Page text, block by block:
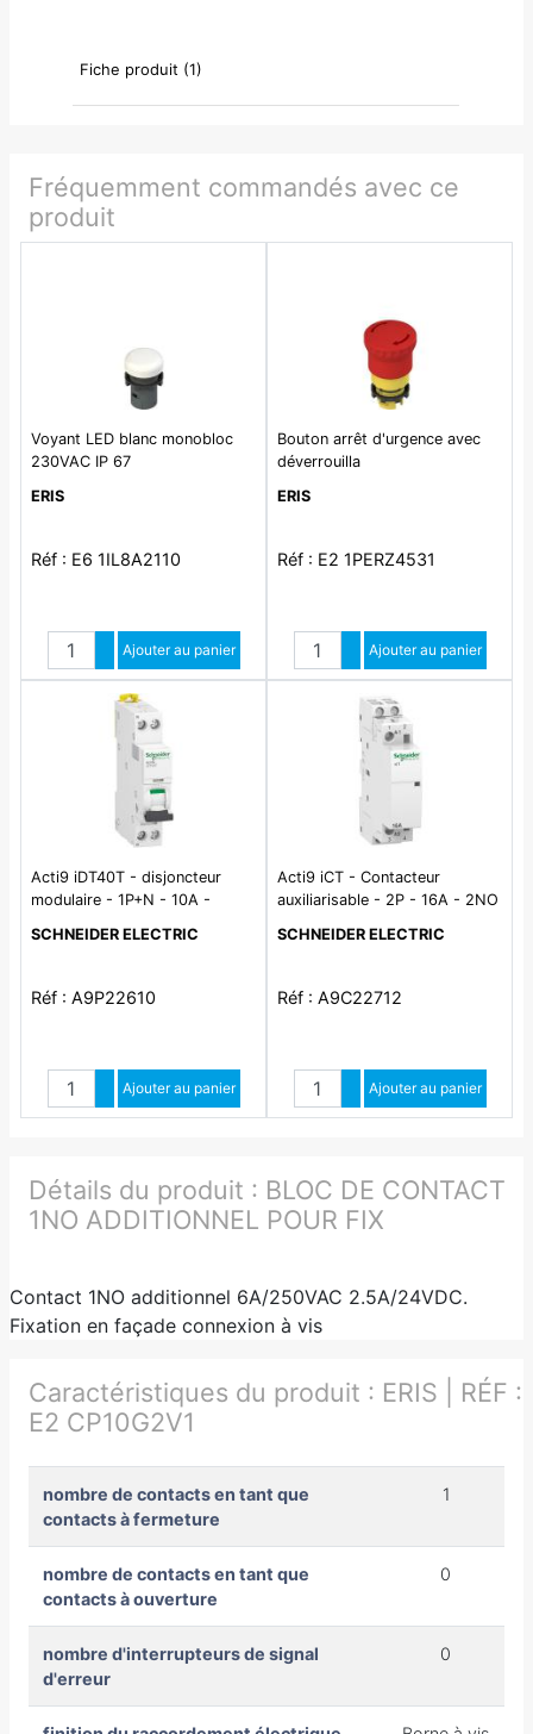
Fiche produit (1)
Fréquemment commandés avec ce
produit
Voyant LED blanc monobloc
230VAC IP 67
ERIS
Réf : E6 1IL8A2110
Quantité
Augmenter quantité
Diminuer quantité
Ajouter au panier
Bouton arrêt d'urgence avec
déverrouilla
ERIS
Réf : E2 1PERZ4531
Quantité
Augmenter quantité
Diminuer quantité
Ajouter au panier
Acti9 iDT40T - disjoncteur
modulaire - 1P+N - 10A -
SCHNEIDER ELECTRIC
Réf : A9P22610
Quantité
Augmenter quantité
Diminuer quantité
Ajouter au panier
Acti9 iCT - Contacteur
auxiliarisable - 2P - 16A - 2NO
SCHNEIDER ELECTRIC
Réf : A9C22712
Quantité
Augmenter quantité
Diminuer quantité
Ajouter au panier
Détails du produit : BLOC DE CONTACT
1NO ADDITIONNEL POUR FIX
Contact 1NO additionnel 6A/250VAC 2.5A/24VDC.
Fixation en façade connexion à vis
Caractéristiques du produit : ERIS | RÉF :
E2 CP10G2V1
nombre de contacts en tant que
contacts à fermeture
1
nombre de contacts en tant que
contacts à ouverture
0
nombre d'interrupteurs de signal
d'erreur
0